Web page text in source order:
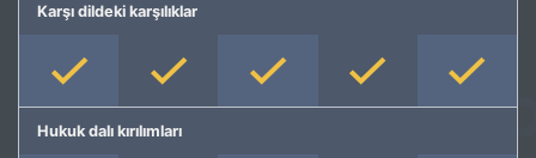
Karşı dildeki karşılıklar
Hukuk dalı kırılımları